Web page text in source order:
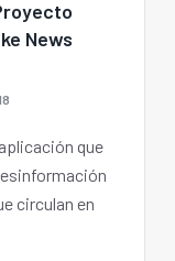
News
que
circulan en